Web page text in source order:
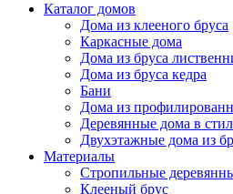
Каталог домов
Дома из клееного бруса
Каркасные дома
Дома из бруса
Дома из бруса кедра
Бани
Дома из
Деревянные дома в
Двухэтажные дома из
Материалы
Стропильные
Клееный брус